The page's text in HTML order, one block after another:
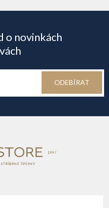
o novinkách
ODEBÍRAT